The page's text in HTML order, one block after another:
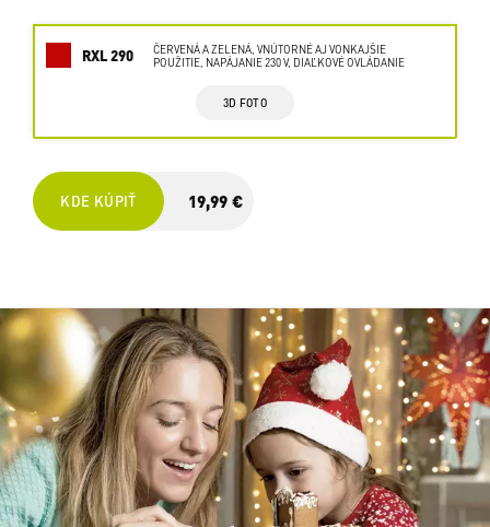
RXL 290
ČERVENÁ A ZELENÁ, VNÚTORNÉ AJ VONKAJŠIE
POUŽITIE, NAPÁJANIE 230 V, DIAĽKOVÉ OVLÁDANIE
3D FOTO
KDE KÚPIŤ 19,99 €